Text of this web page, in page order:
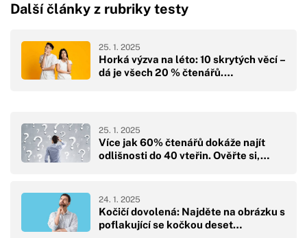
Další články z rubriky testy
Horká výzva na léto: 10 skrytých věcí –
dá je všech 20 % čtenářů.…
25. 1. 2025
Více jak 60% čtenářů dokáže najít
odlišnosti do 40 vteřin. Ověřte si,…
25. 1. 2025
Kočičí dovolená: Najděte na obrázku s
poflakující se kočkou deset…
24. 1. 2025